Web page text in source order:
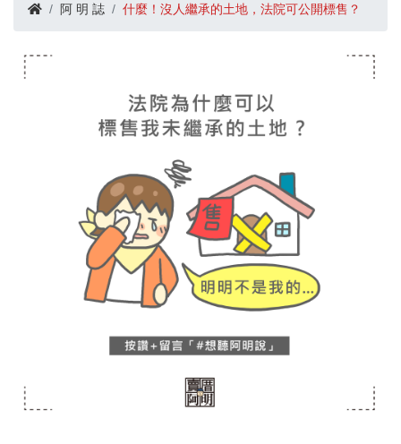
阿 明 誌 什麼！沒人繼承的土地，法院可公開標售？